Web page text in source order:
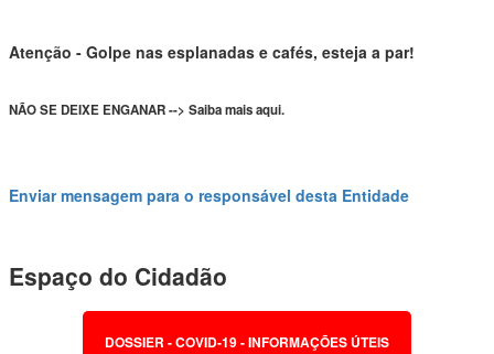
Atenção - Golpe nas esplanadas e cafés, esteja a par!
NÃO SE DEIXE ENGANAR --> Saiba mais aqui.
Enviar mensagem para o responsável desta Entidade
Espaço do Cidadão
DOSSIER - COVID-19 - INFORMAÇÕES ÚTEIS